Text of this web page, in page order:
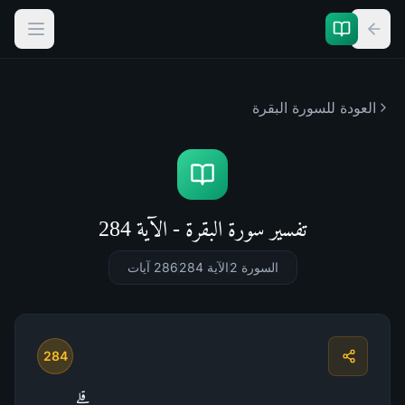
العودة للسورة البقرة
تفسير سورة البقرة - الآية 284
السورة 2 الآية 284 286 آيات
284